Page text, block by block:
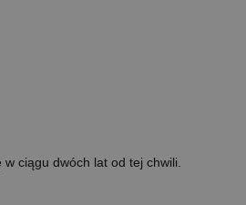
w ciągu dwóch lat od tej chwili.